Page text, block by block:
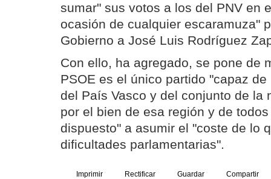
sumar" sus votos a los del PNV en
ocasión de cualquier escaramuza"
Gobierno a José Luis Rodríguez
Con ello, ha agregado, se pone de
PSOE es el único partido "capaz
del País Vasco y del conjunto de la
por el bien de esa región y de
dispuesto" a asumir el "coste de lo
dificultades parlamentarias".
Imprimir Rectificar Guardar Compartir